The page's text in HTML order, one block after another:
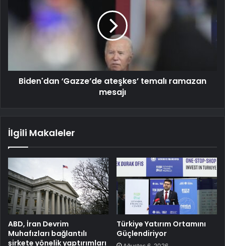
Biden'dan ‘Gazze’de ateşkes’ temalı ramazan
mesajı
İlgili Makaleler
ABD, İran Devrim
Muhafızları bağlantılı
şirkete yönelik yaptırımları
Türkiye Yatırım Ortamını
Güçlendiriyor